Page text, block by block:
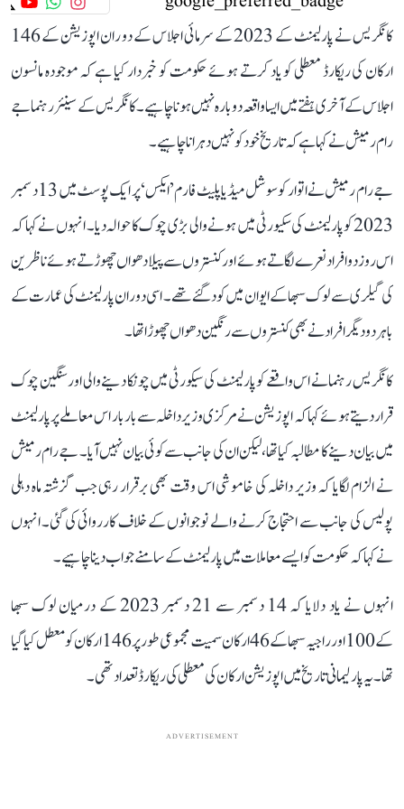
کانگریس نے پارلیمنٹ کے 2023 کے سرمائی اجلاس کے دوران اپوزیشن کے 146
ارکان کی ریکارڈ معطلی کو یاد کرتے ہوئے حکومت کو خبردار کیا ہے کہ موجودہ مانسون
اجلاس کے آخری ہفتے میں ایسا واقعہ دوبارہ نہیں ہونا چاہیے۔ کانگریس کے سینئر رہنما جے
رام رمیش نے کہا ہے کہ تاریخ خود کو نہیں دہرانا چاہیے۔
جے رام رمیش نے اتوار کو سوشل میڈیا پلیٹ فارم ’ایکس‘ پر ایک پوسٹ میں 13 دسمبر
2023 کو پارلیمنٹ کی سکیورٹی میں ہونے والی بڑی چوک کا حوالہ دیا۔ انہوں نے کہا کہ
اس روز دو افراد نعرے لگاتے ہوئے اور کنستروں سے پیلا دھواں چھوڑتے ہوئے ناظرین
کی گیلری سے لوک سبھا کے ایوان میں کود گئے تھے۔ اسی دوران پارلیمنٹ کی عمارت کے
باہر دو دیگر افراد نے بھی کنستروں سے رنگین دھواں چھوڑا تھا۔
کانگریس رہنما نے اس واقعے کو پارلیمنٹ کی سیکورٹی میں چونکا دینے والی اور سنگین چوک
قرار دیتے ہوئے کہا کہ اپوزیشن نے مرکزی وزیر داخلہ سے بار بار اس معاملے پر پارلیمنٹ
میں بیان دینے کا مطالبہ کیا تھا، لیکن ان کی جانب سے کوئی بیان نہیں آیا۔ جے رام رمیش
نے الزام لگایا کہ وزیر داخلہ کی خاموشی اس وقت بھی برقرار رہی جب گزشتہ ماہ دہلی
پولیس کی جانب سے احتجاج کرنے والے نوجوانوں کے خلاف کارروائی کی گئی۔ انہوں
نے کہا کہ حکومت کو ایسے معاملات میں پارلیمنٹ کے سامنے جواب دینا چاہیے۔
انہوں نے یاد دلایا کہ 14 دسمبر سے 21 دسمبر 2023 کے درمیان لوک سبھا
کے 100 اور راجیہ سبھا کے 46 ارکان سمیت مجموعی طور پر 146 ارکان کو معطل کیا گیا
تھا۔ یہ پارلیمانی تاریخ میں اپوزیشن ارکان کی معطلی کی ریکارڈ تعداد تھی۔
ADVERTISEMENT